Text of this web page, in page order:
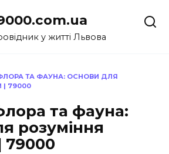
у житті Львова
ТА ФАУНА: ОСНОВИ ДЛЯ
| 79000
та фауна:
розуміння